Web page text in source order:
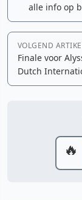
alle info op
VOLGEND
Finale voor
Dutch
🔥